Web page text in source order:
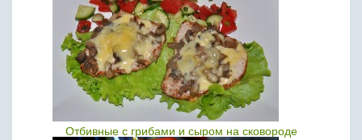
Отбивные с грибами и сыром на сковороде